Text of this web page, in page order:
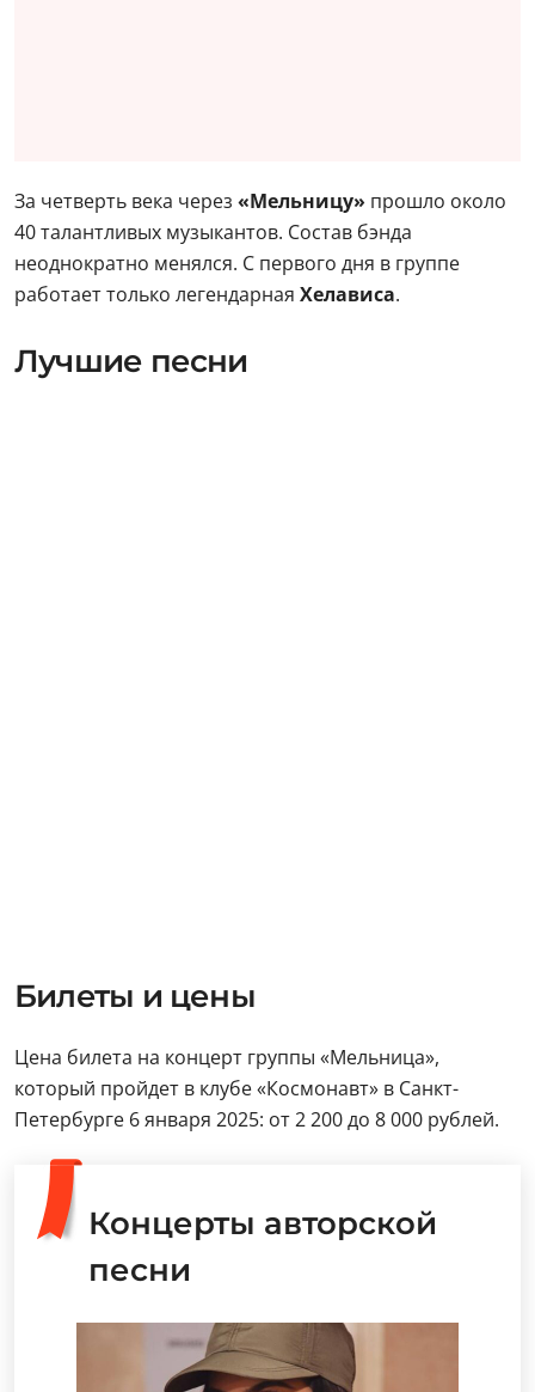
За четверть века через «Мельницу» прошло около
40 талантливых музыкантов. Состав бэнда
неоднократно менялся. С первого дня в группе
работает только легендарная Хелависа.
Лучшие песни
Билеты и цены
Цена билета на концерт группы «Мельница»,
который пройдет в клубе «Космонавт» в Санкт-
Петербурге 6 января 2025: от 2 200 до 8 000 рублей.
Концерты авторской
песни